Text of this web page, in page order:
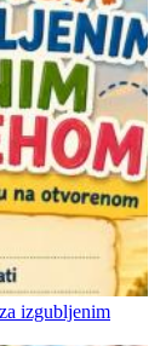
izgubljenim